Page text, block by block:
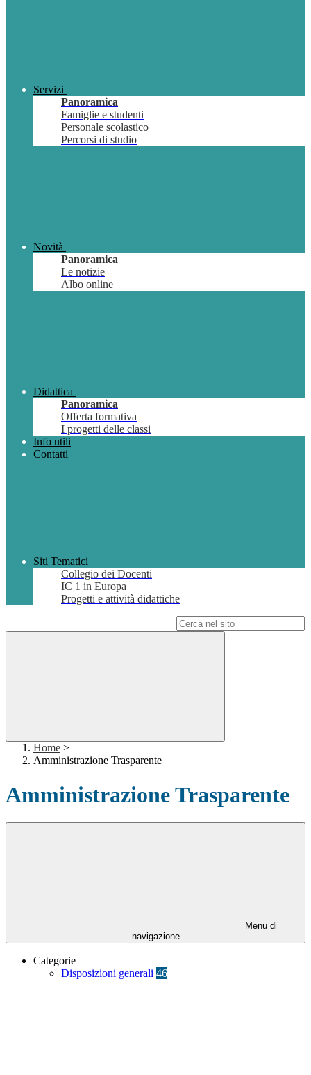
Servizi
Panoramica
Famiglie e studenti
Personale scolastico
Percorsi di studio
Novità
Panoramica
Le notizie
Albo online
Didattica
Panoramica
Offerta formativa
I progetti delle classi
Info utili
Contatti
Siti Tematici
Collegio dei Docenti
IC 1 in Europa
Progetti e attività didattiche
Home >
Amministrazione Trasparente
Amministrazione Trasparente
Menu di
navigazione
Categorie
Disposizioni generali 46